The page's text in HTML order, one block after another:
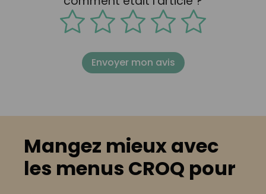
Envoyer mon avis
Mangez mieux avec
les menus CROQ pour